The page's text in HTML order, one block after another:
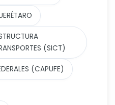
(SICT)
(CAPUFE)